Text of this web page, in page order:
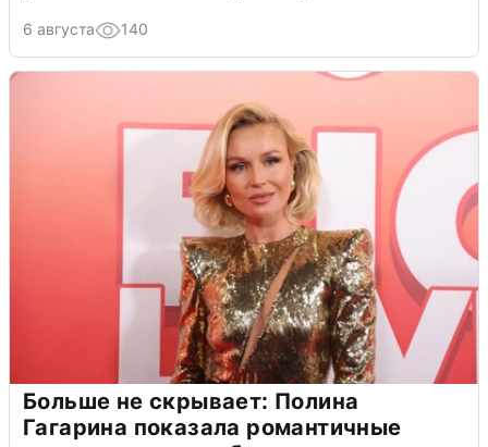
6 августа 140
Больше не скрывает: Полина
Гагарина показала романтичные